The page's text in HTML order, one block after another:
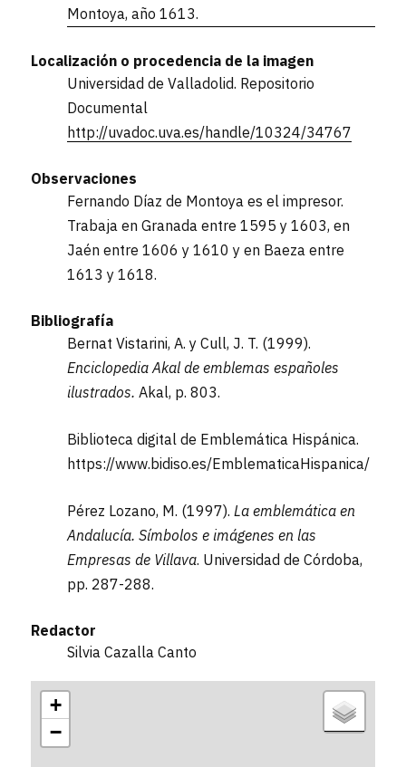
Montoya, año 1613.
Localización o procedencia de la imagen
Universidad de Valladolid. Repositorio
Documental
http://uvadoc.uva.es/handle/10324/34767
Observaciones
Fernando Díaz de Montoya es el impresor.
Trabaja en Granada entre 1595 y 1603, en
Jaén entre 1606 y 1610 y en Baeza entre
1613 y 1618.
Bibliografía
Bernat Vistarini, A. y Cull, J. T. (1999).
Enciclopedia Akal de emblemas españoles
ilustrados. Akal, p. 803.
Biblioteca digital de Emblemática Hispánica.
https://www.bidiso.es/EmblematicaHispanica/
Pérez Lozano, M. (1997). La emblemática en
Andalucía. Símbolos e imágenes en las
Empresas de Villava. Universidad de Córdoba,
pp. 287-288.
Redactor
Silvia Cazalla Canto
+
−